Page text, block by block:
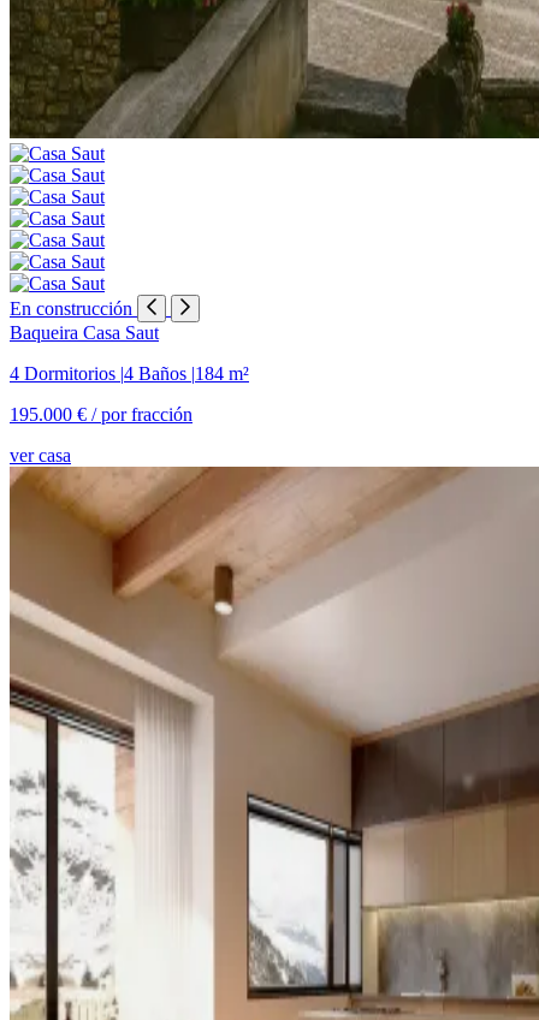
En construcción
Baqueira Casa Saut
4 Dormitorios |4 Baños |184 m²
195.000 € /por fracción
ver casa